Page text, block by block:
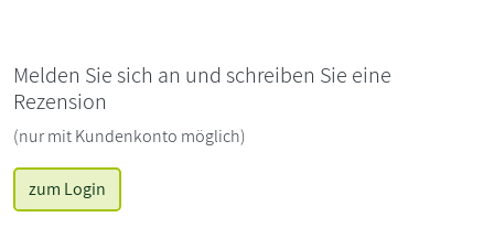
Melden Sie sich an und schreiben Sie eine
Rezension
(nur mit Kundenkonto möglich)
zum Login